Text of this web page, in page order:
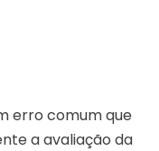
erro comum que
a avaliação da